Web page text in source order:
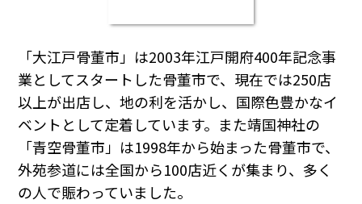
「大江戸骨董市」は2003年江戸開府400年記念事
業としてスタートした骨董市で、現在では250店
以上が出店し、地の利を活かし、国際色豊かなイ
ベントとして定着しています。また靖国神社の
「青空骨董市」は1998年から始まった骨董市で、
外苑参道には全国から100店近くが集まり、多く
の人で賑わっていました。